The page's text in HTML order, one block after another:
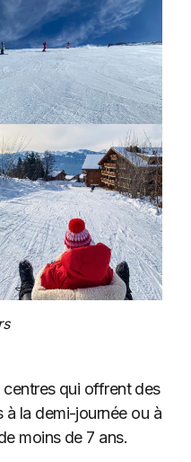
centres qui offrent des
à la demi-journée ou à
moins de 7 ans.